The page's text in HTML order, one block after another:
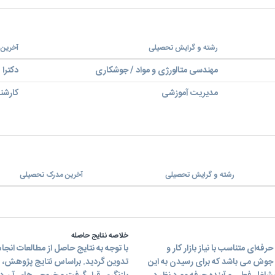
رشته و گرایش تحصیلی
مهندسی متالورژی و مواد / جوشکاری
دکترا
مدیریت آموزشی
رشته و گرایش تحصیلی آخرین مدرک تحصیلی
متناسب با نیاز بازار کار و
می باشد که برای رسیدن به این
خلاصه نتایج حاصله
با توجه به نتایج حاصل از مطالعات
تدوین گردید. براساس نتایج پژوهش،